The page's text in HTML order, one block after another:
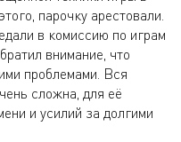
парочку арестовали.
в комиссию по играм
внимание, что
проблемами. Вся
сложна, для её
и усилий за долгими